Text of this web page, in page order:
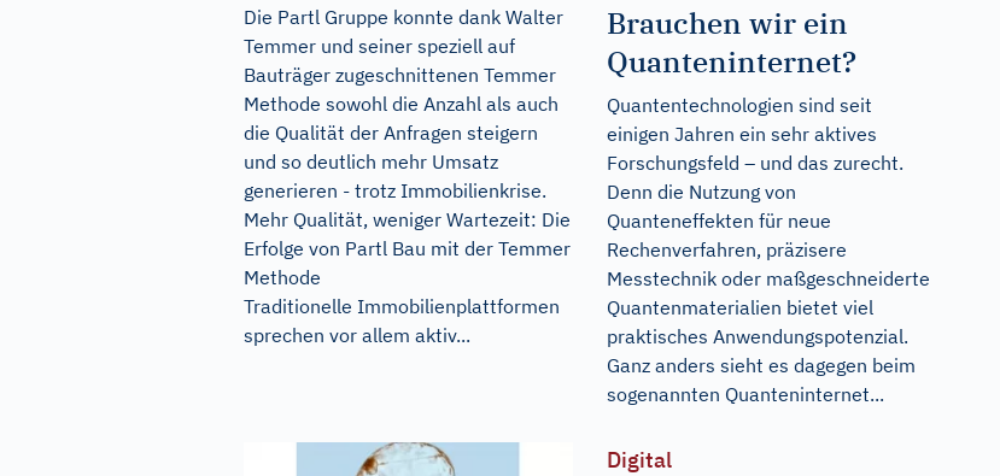
Die Partl Gruppe konnte dank Walter
Temmer und seiner speziell auf
Bauträger zugeschnittenen Temmer
Methode sowohl die Anzahl als auch
die Qualität der Anfragen steigern
und so deutlich mehr Umsatz
generieren - trotz Immobilienkrise.
Mehr Qualität, weniger Wartezeit: Die
Erfolge von Partl Bau mit der Temmer
Methode
Traditionelle Immobilienplattformen
sprechen vor allem aktiv...
Brauchen wir ein
Quanteninternet?
Quantentechnologien sind seit
einigen Jahren ein sehr aktives
Forschungsfeld – und das zurecht.
Denn die Nutzung von
Quanteneffekten für neue
Rechenverfahren, präzisere
Messtechnik oder maßgeschneiderte
Quantenmaterialien bietet viel
praktisches Anwendungspotenzial.
Ganz anders sieht es dagegen beim
sogenannten Quanteninternet...
Digital